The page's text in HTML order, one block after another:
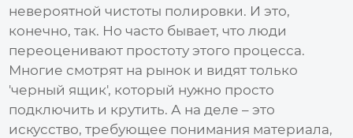
невероятной чистоты полировки. И это,
конечно, так. Но часто бывает, что люди
переоценивают простоту этого процесса.
Многие смотрят на рынок и видят только
'черный ящик', который нужно просто
подключить и крутить. А на деле – это
искусство, требующее понимания материала,